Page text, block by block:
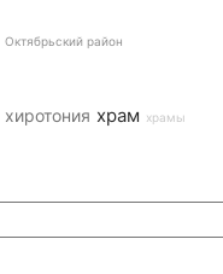
Октябрьский район
хиротония храм храмы